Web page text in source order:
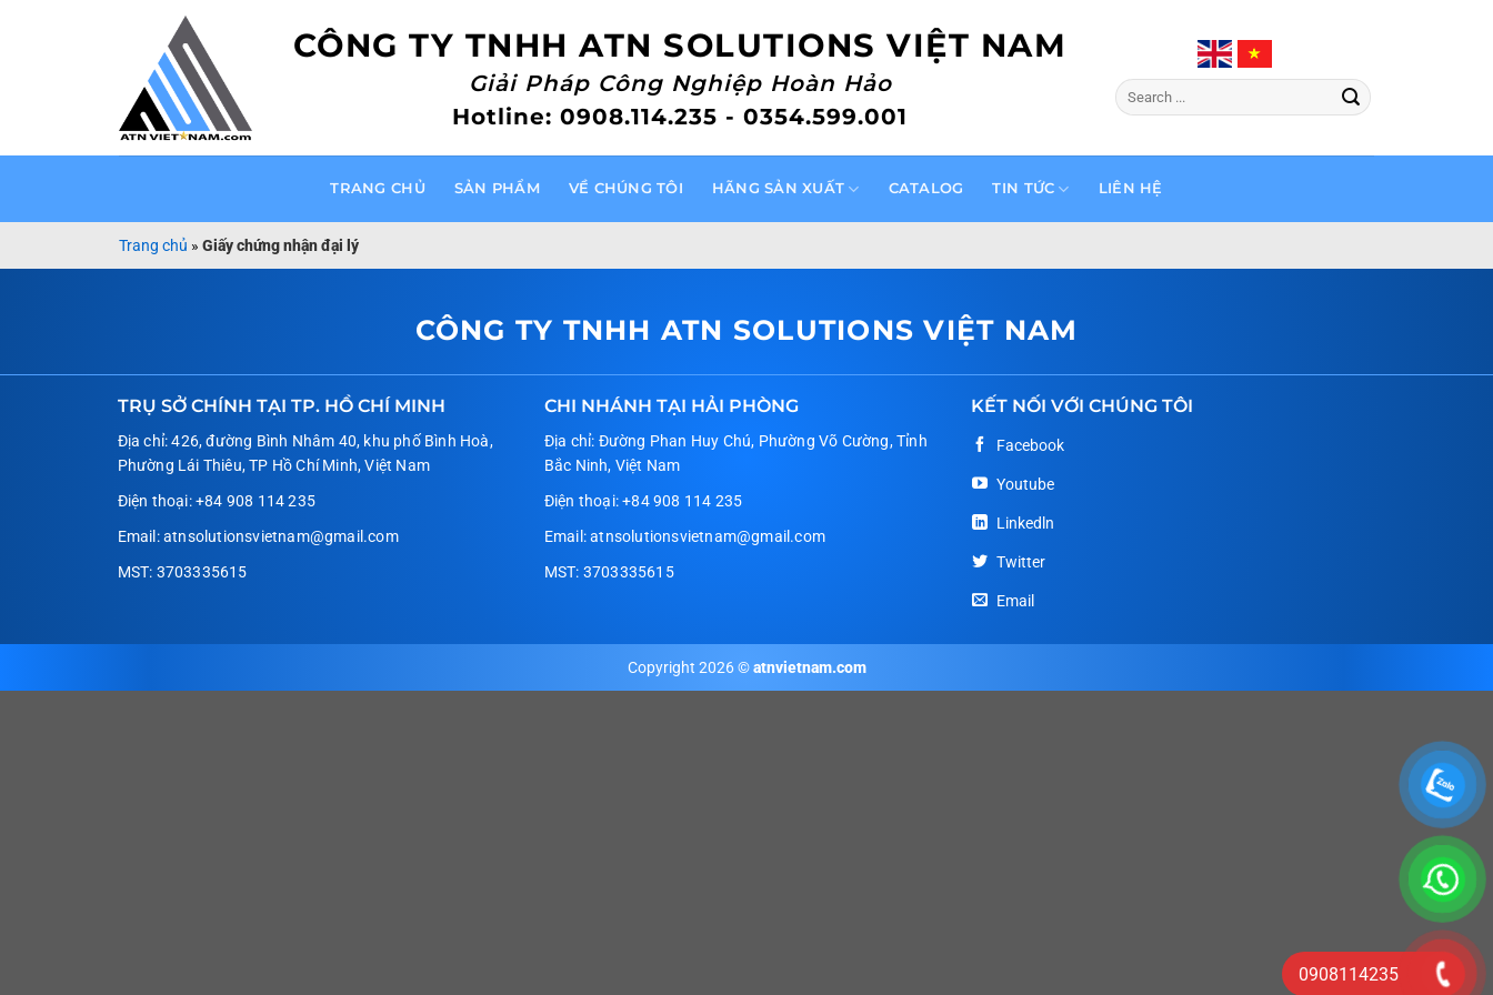
CÔNG TY TNHH ATN SOLUTIONS VIỆT NAM
Giải Pháp Công Nghiệp Hoàn Hảo
Hotline: 0908.114.235 - 0354.599.001
Tìm
kiếm:
TRANG CHỦ SẢN PHẨM VỀ CHÚNG TÔI HÃNG SẢN XUẤT CATALOG TIN TỨC LIÊN HỆ
Trang chủ » Giấy chứng nhận đại lý
CÔNG TY TNHH ATN SOLUTIONS VIỆT NAM
TRỤ SỞ CHÍNH TẠI TP. HỒ CHÍ MINH
Địa chỉ: 426, đường Bình Nhâm 40, khu phố Bình Hoà,
Phường Lái Thiêu, TP Hồ Chí Minh, Việt Nam
Điện thoại: +84 908 114 235
Email: atnsolutionsvietnam@gmail.com
MST: 3703335615
CHI NHÁNH TẠI HẢI PHÒNG
Địa chỉ: Đường Phan Huy Chú, Phường Võ Cường, Tỉnh
Bắc Ninh, Việt Nam
Điện thoại: +84 908 114 235
Email: atnsolutionsvietnam@gmail.com
MST: 3703335615
KẾT NỐI VỚI CHÚNG TÔI
Facebook
Youtube
Linkedln
Twitter
Email
Copyright 2026 ©atnvietnam.com
0908114235